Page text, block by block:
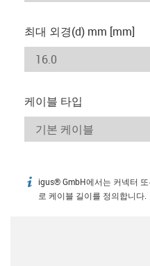
최대 외경(d) mm [mm]
케이블 타입
igus-icon-info
igus® GmbH에서는 커넥터
로 케이블 길이를 정의합니다.